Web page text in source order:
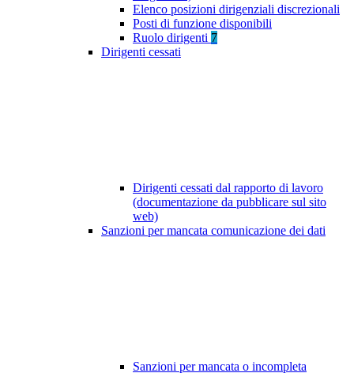
Elenco posizioni dirigenziali discrezionali
Posti di funzione disponibili
Ruolo dirigenti 7
Dirigenti cessati
Dirigenti cessati dal rapporto di lavoro
(documentazione da pubblicare sul sito
web)
Sanzioni per mancata comunicazione dei dati
Sanzioni per mancata o incompleta